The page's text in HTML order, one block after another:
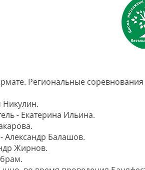
Региональные
Никулин.
- Екатерина Ильина.
Александр Балашов.
Жирнов.